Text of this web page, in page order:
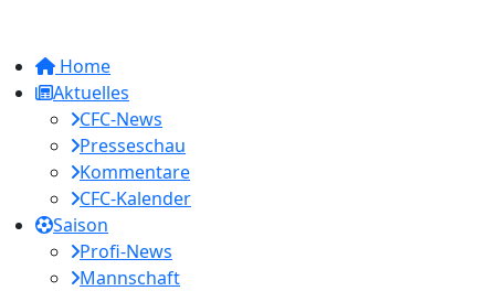
Home
Aktuelles
CFC-News
Presseschau
Kommentare
CFC-Kalender
Saison
Profi-News
Mannschaft